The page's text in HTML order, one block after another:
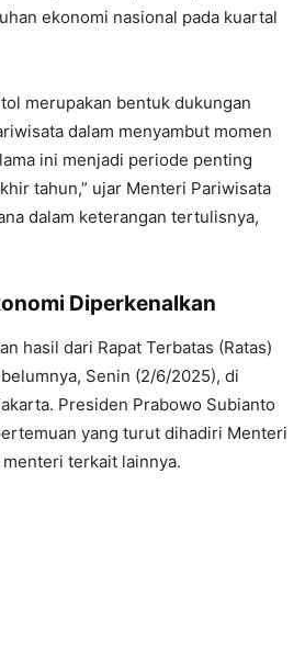
ekonomi nasional pada kuartal
merupakan bentuk dukungan
dalam menyambut momen
ini menjadi periode penting
tahun,” ujar Menteri Pariwisata
dalam keterangan tertulisnya,
Diperkenalkan
hasil dari Rapat Terbatas (Ratas)
Senin (2/6/2025), di
Presiden Prabowo Subianto
yang turut dihadiri Menteri
terkait lainnya.